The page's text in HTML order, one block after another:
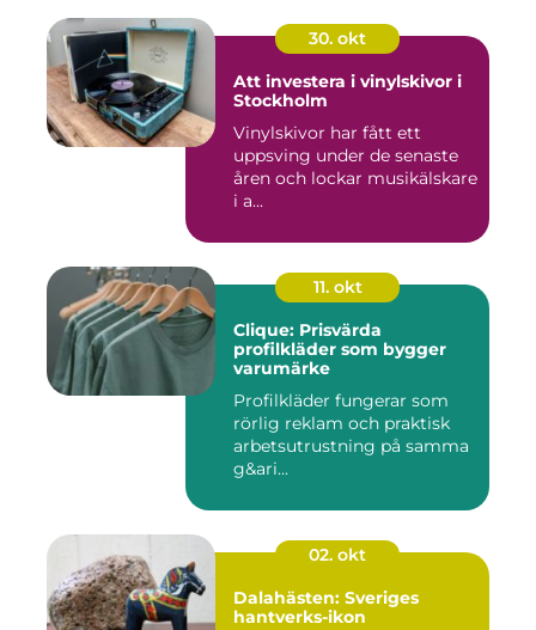
30. okt
Att investera i vinylskivor i
Stockholm
Vinylskivor har fått ett
uppsving under de senaste
åren och lockar musikälskare
i a...
11. okt
Clique: Prisvärda
profilkläder som bygger
varumärke
Profilkläder fungerar som
rörlig reklam och praktisk
arbetsutrustning på samma
g&ari...
02. okt
Dalahästen: Sveriges
hantverks-ikon